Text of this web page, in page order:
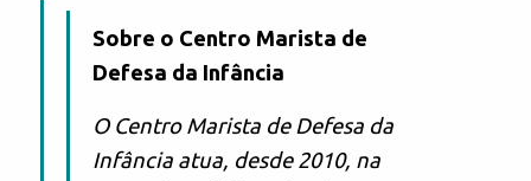
Sobre o Centro Marista de
Defesa da Infância
O Centro Marista de Defesa da
Infância atua, desde 2010, na